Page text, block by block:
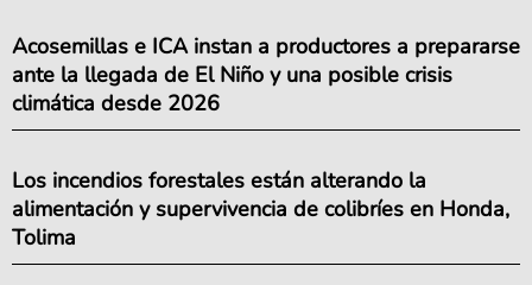
Acosemillas e ICA instan a productores a prepararse
ante la llegada de El Niño y una posible crisis
climática desde 2026
Los incendios forestales están alterando la
alimentación y supervivencia de colibríes en Honda,
Tolima